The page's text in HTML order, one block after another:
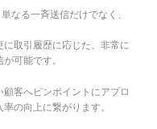
単なる一斉送信だけでなく、
取引履歴に応じた、非常に
可能です。
客へピンポイントにアプロ
の向上に繋がります。